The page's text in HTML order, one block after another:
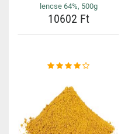
lencse 64%, 500g
10602 Ft